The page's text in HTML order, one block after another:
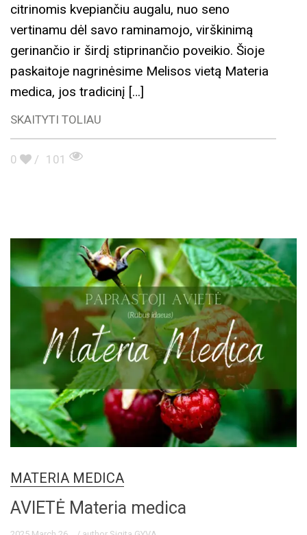
citrinomis kvepiančiu augalu, nuo seno
vertinamu dėl savo raminamojo, virškinimą
gerinančio ir širdį stiprinančio poveikio. Šioje
paskaitoje nagrinėsime Melisos vietą Materia
medica, jos tradicinį […]
SKAITYTI TOLIAU
0 / 101
MATERIA MEDICA
AVIETĖ Materia medica